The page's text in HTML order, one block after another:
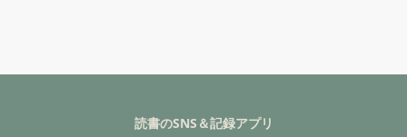
読書のSNS＆記録アプリ